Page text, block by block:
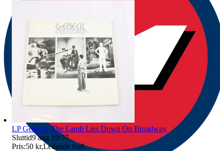
LP Genesis, The Lamb Lies Down On Broadway
Sluttid9 aug 19:57.
Pris:50 kr,Ledande bud.